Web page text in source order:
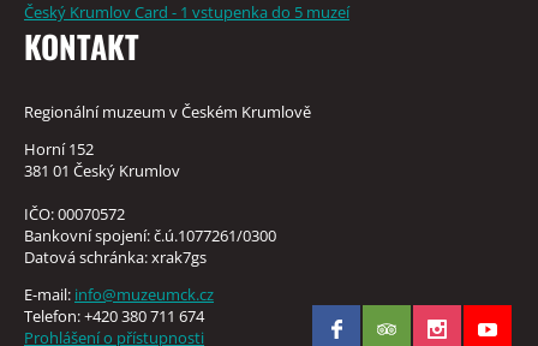
Český Krumlov Card - 1 vstupenka do 5 muzeí
KONTAKT
Regionální muzeum v Českém Krumlově
Horní 152
381 01 Český Krumlov
IČO: 00070572
Bankovní spojení: č.ú.1077261/0300
Datová schránka: xrak7gs
E-mail: info@muzeumck.cz
Telefon: +420 380 711 674
Prohlášení o přístupnosti